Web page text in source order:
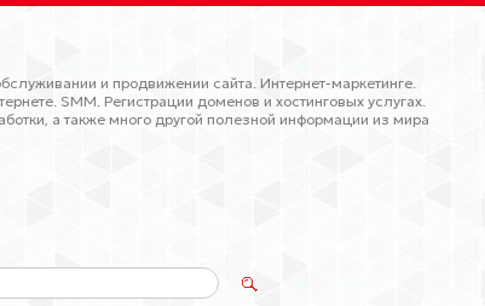
и продвижении сайта. Интернет-маркетинге.
SMM. Регистрации доменов и хостинговых услугах.
а также много другой полезной информации из мира